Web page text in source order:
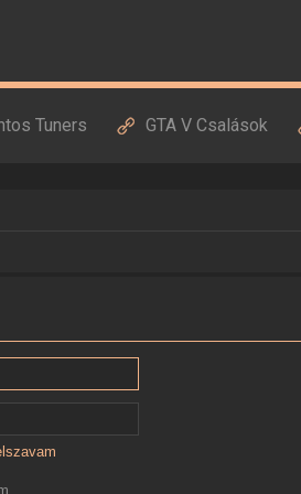
Tuners GTA V Csalások